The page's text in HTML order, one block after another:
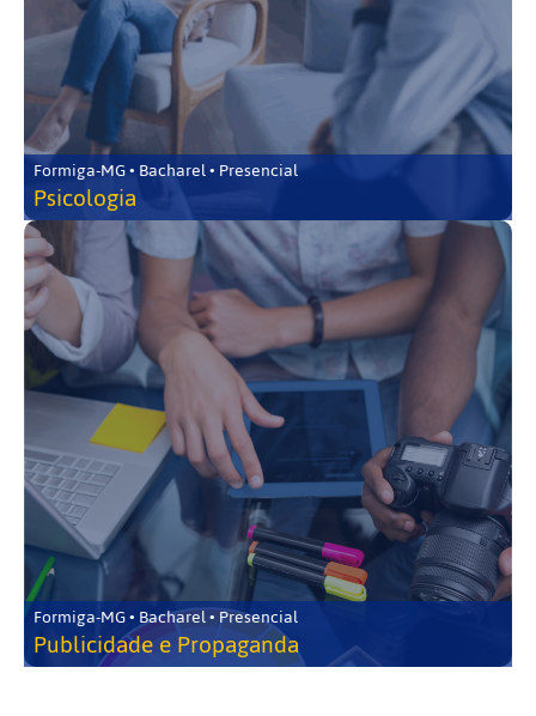
Formiga-MG • Bacharel • Presencial
Psicologia
Formiga-MG • Bacharel • Presencial
Publicidade e Propaganda